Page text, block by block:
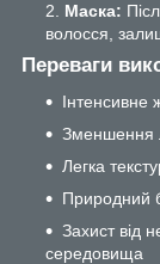
Маска:
волосся,
Переваги
Інтенсивне
Зменшення
Легка
Природний
Захист від
середовища